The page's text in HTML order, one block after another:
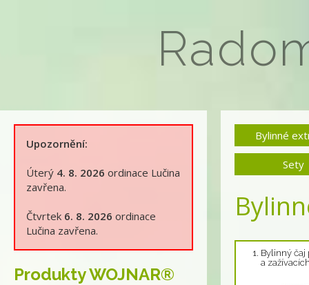
Upozornění:
Úterý 4. 8. 2026 ordinace Lučina
zavřena.
Čtvrtek 6. 8. 2026 ordinace
Lučina zavřena.
Produkty WOJNAR®
Bylinné
Sety
1. Bylinný
a